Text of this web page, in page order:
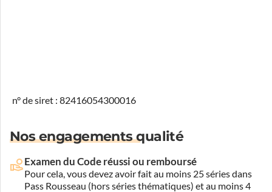
n° de siret : 82416054300016
Nos engagements qualité
Examen du Code réussi ou remboursé
Pour cela, vous devez avoir fait au moins 25 séries dans
Pass Rousseau (hors séries thématiques) et au moins 4